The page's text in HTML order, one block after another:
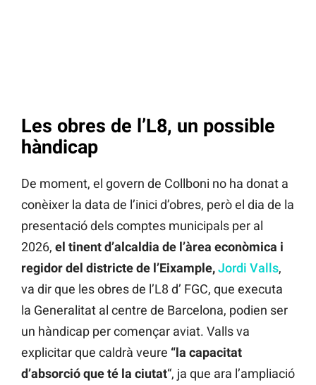
Les obres de l’L8, un possible
hàndicap
De moment, el govern de Collboni no ha donat a
conèixer la data de l’inici d’obres, però el dia de la
presentació dels comptes municipals per al
2026, el tinent d’alcaldia de l’àrea econòmica i
regidor del districte de l’Eixample,Jordi Valls,
va dir que les obres de l’L8 d’ FGC, que executa
la Generalitat al centre de Barcelona, podien ser
un hàndicap per començar aviat. Valls va
explicitar que caldrà veure “la capacitat
d’absorció que té la ciutat“, ja que ara l’ampliació